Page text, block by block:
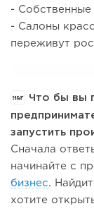
- Собственные
- Салоны
переживут
Что бы вы
запустить
Сначала
начинайте с
бизнес.
хотите